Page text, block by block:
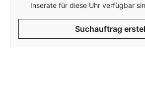
Inserate für diese Uhr verfügbar
Suchauftrag